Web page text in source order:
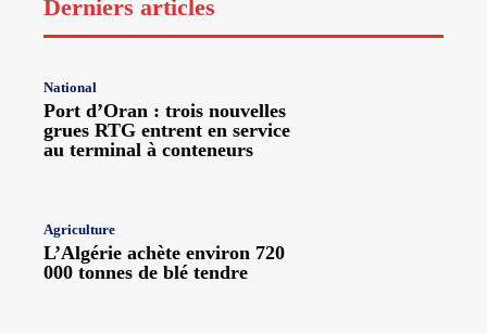
Derniers articles
National
Port d’Oran : trois nouvelles
grues RTG entrent en service
au terminal à conteneurs
Agriculture
L’Algérie achète environ 720
000 tonnes de blé tendre